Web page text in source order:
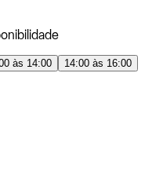
às 14:00
14:00 às 16:00